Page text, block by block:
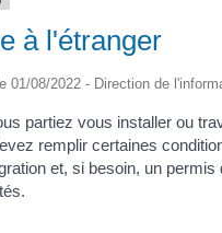
à l'étranger
01/08/2022 - Direction de
partiez vous installer ou
remplir certaines
et, si besoin, un